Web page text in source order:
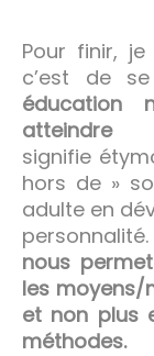
Pour finir,
c’est de
éducation
signifie
hors de »
adulte en
personnalité.
nous
les
et non plus
méthodes.